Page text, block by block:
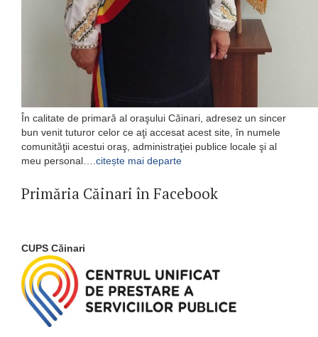
În calitate de primară al oraşului Căinari, adresez un sincer
bun venit tuturor celor ce aţi accesat acest site, în numele
comunităţii acestui oraş, administraţiei publice locale şi al
meu personal…. citește mai departe
Primăria Căinari în Facebook
CUPS Căinari